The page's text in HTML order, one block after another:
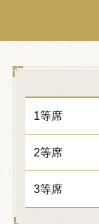
1等席
2等席
3等席